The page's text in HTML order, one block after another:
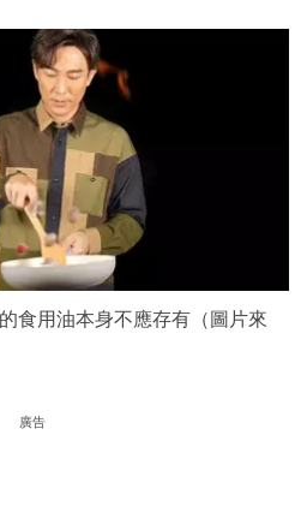
食用油本身不應存有（圖片來
廣告